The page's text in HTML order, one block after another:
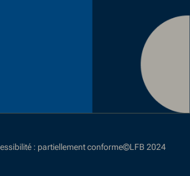
: partiellement conforme©LFB 2024